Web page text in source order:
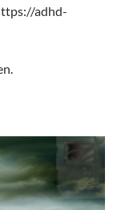
adhd-